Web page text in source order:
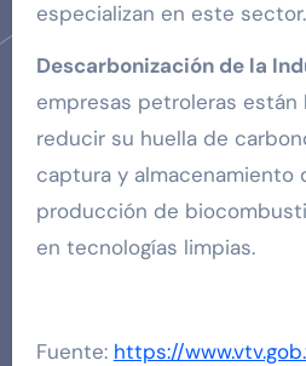
especializan en este sector.
Descarbonización de la
empresas petroleras
reducir su huella de
captura y almacenamiento
producción de
en tecnologías limpias.
Fuente: https://